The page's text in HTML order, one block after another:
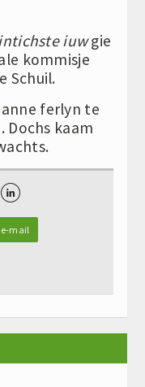
iuwgie
kommisje
Schuil.
ferlyn te
Dochs kaam

mail